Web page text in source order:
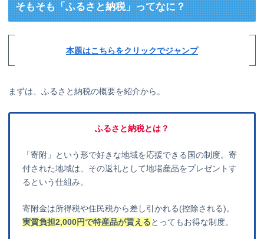
そもそも「ふるさと納税」ってなに？
本題はこちらをクリックでジャンプ
まずは、ふるさと納税の概要を紹介から。
ふるさと納税とは？
「寄附」という形で好きな地域を応援できる国の制度。寄
付された地域は、その返礼として地場産品をプレゼントす
るという仕組み。
寄附金は所得税や住民税から差し引かれる(控除される)。
実質負担2,000円で特産品が貰えるとってもお得な制度。